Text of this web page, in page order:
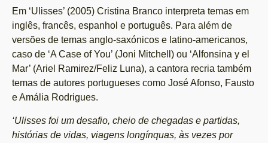
Em ‘Ulisses’ (2005) Cristina Branco interpreta temas em
inglês, francês, espanhol e português. Para além de
versões de temas anglo-saxónicos e latino-americanos,
caso de ‘A Case of You’ (Joni Mitchell) ou ‘Alfonsina y el
Mar’ (Ariel Ramirez/Feliz Luna), a cantora recria também
temas de autores portugueses como José Afonso, Fausto
e Amália Rodrigues.
‘Ulisses foi um desafio, cheio de chegadas e partidas,
histórias de vidas, viagens longínquas, às vezes por